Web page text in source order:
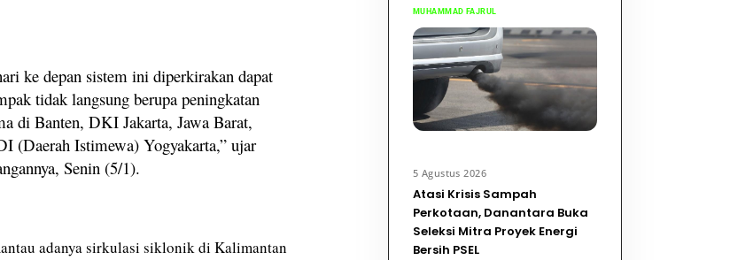
ke depan sistem ini diperkirakan dapat
tidak langsung berupa peningkatan
di Banten, DKI Jakarta, Jawa Barat,
(Daerah Istimewa) Yogyakarta,” ujar
Senin (5/1).
adanya sirkulasi siklonik di Kalimantan
MUHAMMAD FAJRUL
5 Agustus 2026
Atasi Krisis Sampah
Perkotaan, Danantara Buka
Seleksi Mitra Proyek Energi
Bersih PSEL